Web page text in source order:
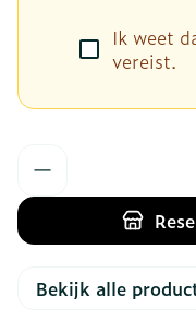
Ik weet
vereist.
Bekijk alle